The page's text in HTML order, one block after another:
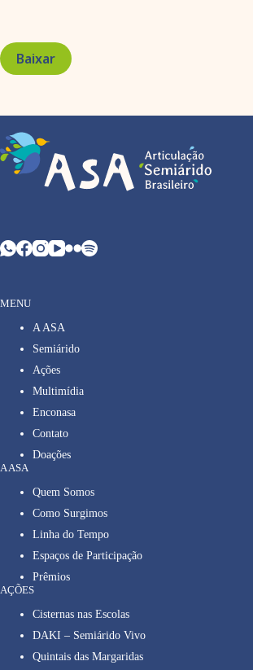
Baixar
MENU
A ASA
Semiárido
Ações
Multimídia
Enconasa
Contato
Doações
A ASA
Quem Somos
Como Surgimos
Linha do Tempo
Espaços de Participação
Prêmios
AÇÕES
Cisternas nas Escolas
DAKI – Semiárido Vivo
Quintais das Margaridas